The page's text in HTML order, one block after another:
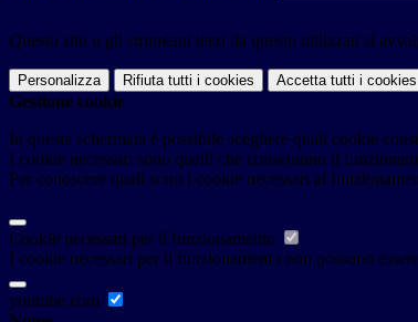
Questo sito o gli strumenti terzi da questo utilizzati si
Personalizza Rifiuta tutti i cookies Accetta tutti i cookies
Gestione cookie
In questa schermata è possibile scegliere quali cookie
I cookie necessari sono quelli che consentono il
Per conoscere quali sono i cookie necessari al
Cookie necessari per il funzionamento
I cookie necessari per il funzionamento non possono
youtube.com